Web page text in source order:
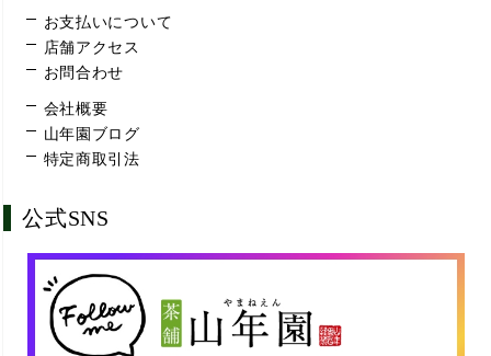
お支払いについて
店舗アクセス
お問合わせ
会社概要
山年園ブログ
特定商取引法
公式SNS